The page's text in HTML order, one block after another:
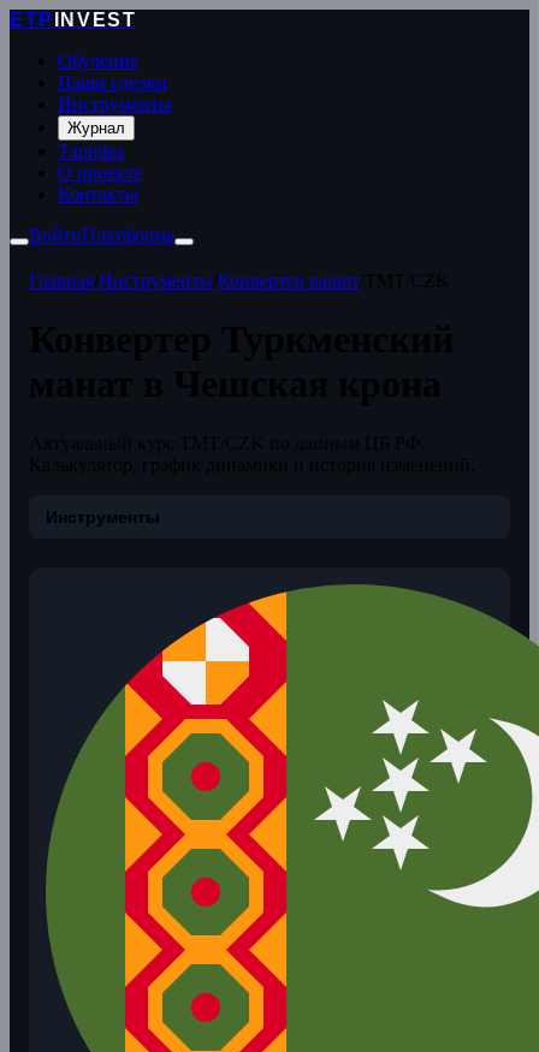
ETP
INVEST
Обучение
Наши сделки
Инструменты
Журнал
Тарифы
О проекте
Контакты
ВойтиПлатформа
Главная Инструменты Конвертер валют
Инструменты